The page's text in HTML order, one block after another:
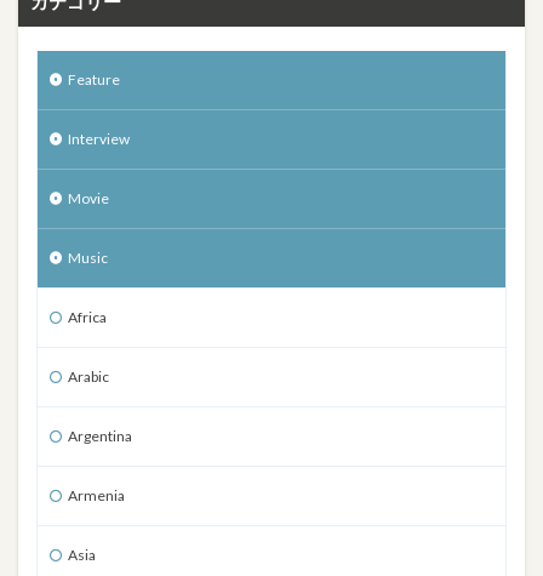
Feature
Interview
Movie
Music
Africa
Arabic
Argentina
Armenia
Asia